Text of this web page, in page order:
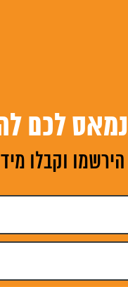
נמאס לכם
הירשמו וקבלו